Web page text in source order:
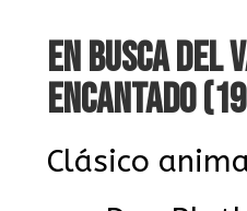
EN BUSCA DEL
ENCANTADO
Clásico